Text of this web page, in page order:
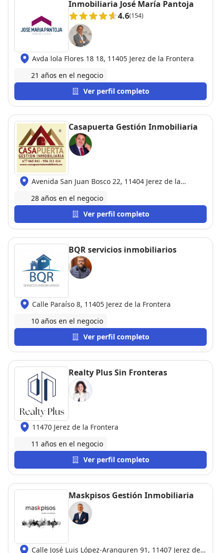
Inmobiliaria José María Pantoja
4.6(154)
Avda lola Flores 18 18, 11405 Jerez de la Frontera
21 años en el negocio
Ver perfil completo
Casapuerta Gestión Inmobiliaria
Avenida San Juan Bosco 22, 11404 Jerez de la
28 años en el negocio
Ver perfil completo
BQR servicios inmobiliarios
Calle Paraíso 8, 11405 Jerez de la Frontera
10 años en el negocio
Ver perfil completo
Realty Plus Sin Fronteras
11470 Jerez de la Frontera
11 años en el negocio
Ver perfil completo
Maskpisos Gestión Inmobiliaria
Calle José Luis López-Aranguren 91, 11407 Jerez de